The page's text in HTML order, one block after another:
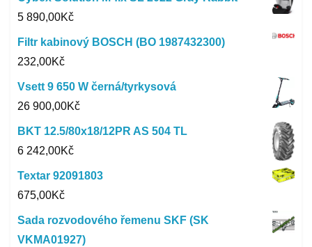
5 890,00Kč
Filtr kabinový BOSCH (BO 1987432300)
232,00Kč
Vsett 9 650 W černá/tyrkysová
26 900,00Kč
BKT 12.5/80x18/12PR AS 504 TL
6 242,00Kč
Textar 92091803
675,00Kč
Sada rozvodového řemenu SKF (SK
VKMA01927)